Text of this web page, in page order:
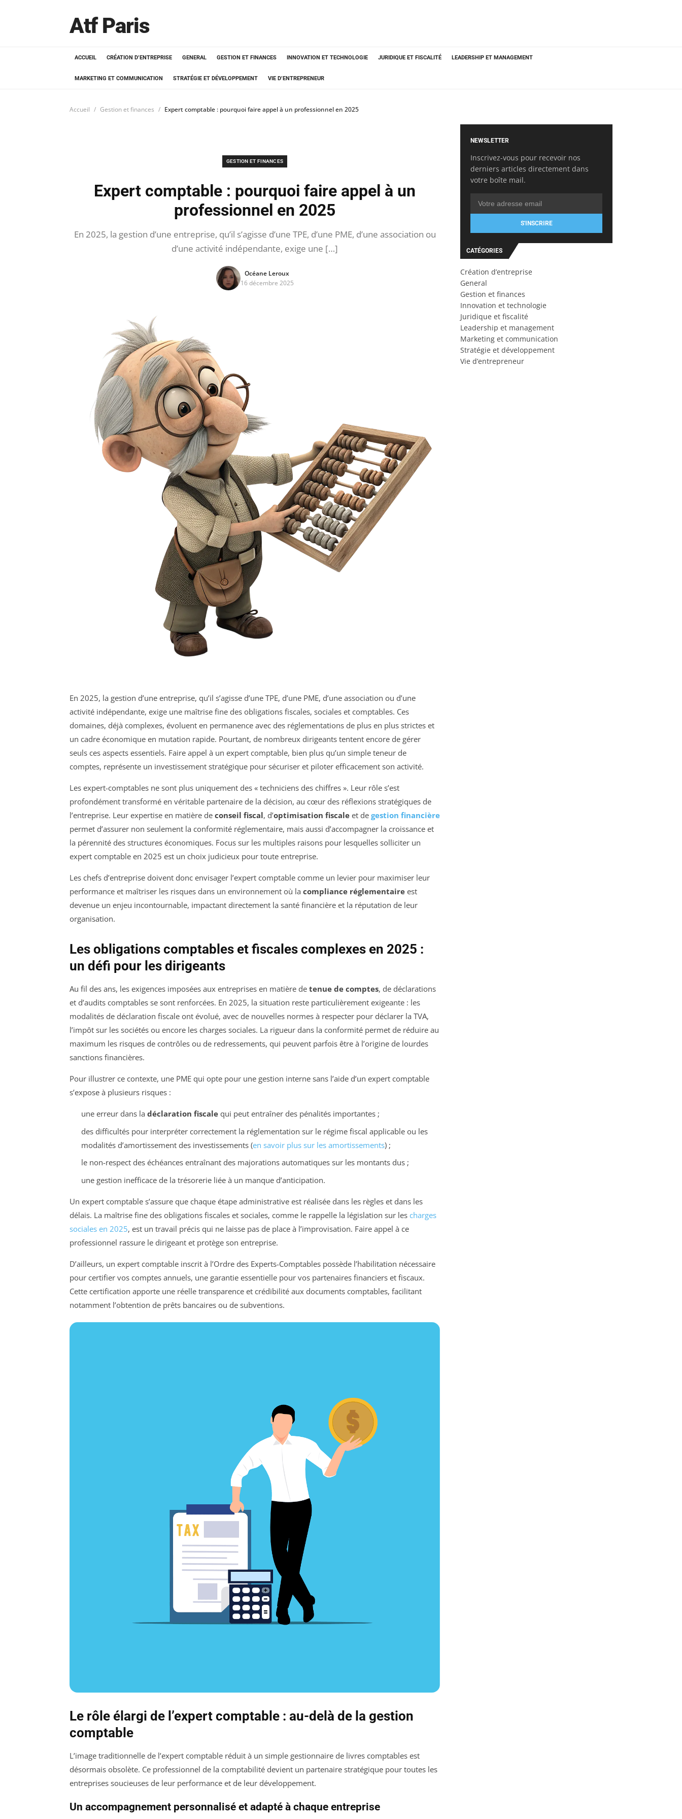
Atf Paris
ACCUEIL CRÉATION D’ENTREPRISE GENERAL GESTION ET FINANCES INNOVATION ET TECHNOLOGIE JURIDIQUE ET FISCALITÉ LEADERSHIP ET MANAGEMENT
MARKETING ET COMMUNICATION STRATÉGIE ET DÉVELOPPEMENT VIE D’ENTREPRENEUR
Accueil Gestion et finances Expert comptable : pourquoi faire appel à un professionnel en 2025
GESTION ET FINANCES
Expert comptable : pourquoi faire appel à un
professionnel en 2025
En 2025, la gestion d’une entreprise, qu’il s’agisse d’une TPE, d’une PME, d’une association ou
d’une activité indépendante, exige une […]
Océane Leroux
16 décembre 2025
En 2025, la gestion d’une entreprise, qu’il s’agisse d’une TPE, d’une PME, d’une association ou d’une
activité indépendante, exige une maîtrise fine des obligations fiscales, sociales et comptables. Ces
domaines, déjà complexes, évoluent en permanence avec des réglementations de plus en plus strictes et
un cadre économique en mutation rapide. Pourtant, de nombreux dirigeants tentent encore de gérer
seuls ces aspects essentiels. Faire appel à un expert comptable, bien plus qu’un simple teneur de
comptes, représente un investissement stratégique pour sécuriser et piloter efficacement son activité.
Les expert-comptables ne sont plus uniquement des « techniciens des chiffres ». Leur rôle s’est
profondément transformé en véritable partenaire de la décision, au cœur des réflexions stratégiques de
l’entreprise. Leur expertise en matière de conseil fiscal, d’optimisation fiscale et de gestion financière
permet d’assurer non seulement la conformité réglementaire, mais aussi d’accompagner la croissance et
la pérennité des structures économiques. Focus sur les multiples raisons pour lesquelles solliciter un
expert comptable en 2025 est un choix judicieux pour toute entreprise.
Les chefs d’entreprise doivent donc envisager l’expert comptable comme un levier pour maximiser leur
performance et maîtriser les risques dans un environnement où la compliance réglementaire est
devenue un enjeu incontournable, impactant directement la santé financière et la réputation de leur
organisation.
Les obligations comptables et fiscales complexes en 2025 :
un défi pour les dirigeants
Au fil des ans, les exigences imposées aux entreprises en matière de tenue de comptes, de déclarations
et d’audits comptables se sont renforcées. En 2025, la situation reste particulièrement exigeante : les
modalités de déclaration fiscale ont évolué, avec de nouvelles normes à respecter pour déclarer la TVA,
l’impôt sur les sociétés ou encore les charges sociales. La rigueur dans la conformité permet de réduire au
maximum les risques de contrôles ou de redressements, qui peuvent parfois être à l’origine de lourdes
sanctions financières.
Pour illustrer ce contexte, une PME qui opte pour une gestion interne sans l’aide d’un expert comptable
s’expose à plusieurs risques :
une erreur dans la déclaration fiscalequi peut entraîner des pénalités importantes ;
des difficultés pour interpréter correctement la réglementation sur le régime fiscal applicable ou les
modalités d’amortissement des investissements (en savoir plus sur les amortissements) ;
le non-respect des échéances entraînant des majorations automatiques sur les montants dus ;
une gestion inefficace de la trésorerie liée à un manque d’anticipation.
Un expert comptable s’assure que chaque étape administrative est réalisée dans les règles et dans les
délais. La maîtrise fine des obligations fiscales et sociales, comme le rappelle la législation sur les charges
sociales en 2025, est un travail précis qui ne laisse pas de place à l’improvisation. Faire appel à ce
professionnel rassure le dirigeant et protège son entreprise.
D’ailleurs, un expert comptable inscrit à l’Ordre des Experts-Comptables possède l’habilitation nécessaire
pour certifier vos comptes annuels, une garantie essentielle pour vos partenaires financiers et fiscaux.
Cette certification apporte une réelle transparence et crédibilité aux documents comptables, facilitant
notamment l’obtention de prêts bancaires ou de subventions.
Le rôle élargi de l’expert comptable : au-delà de la gestion
comptable
L’image traditionnelle de l’expert comptable réduit à un simple gestionnaire de livres comptables est
désormais obsolète. Ce professionnel de la comptabilité devient un partenaire stratégique pour toutes les
entreprises soucieuses de leur performance et de leur développement.
Un accompagnement personnalisé et adapté à chaque entreprise
NEWSLETTER
Inscrivez-vous pour recevoir nos
derniers articles directement dans
votre boîte mail.
S'INSCRIRE
CATÉGORIES
Création d’entreprise
General
Gestion et finances
Innovation et technologie
Juridique et fiscalité
Leadership et management
Marketing et communication
Stratégie et développement
Vie d’entrepreneur